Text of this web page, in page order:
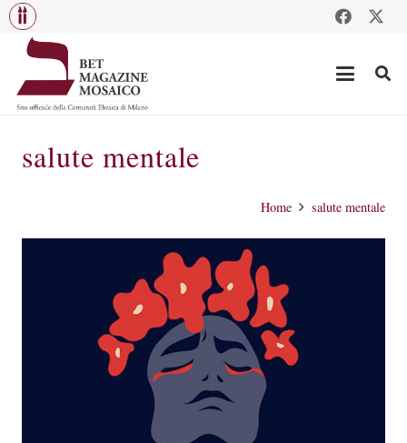
salute mentale
Home salute mentale